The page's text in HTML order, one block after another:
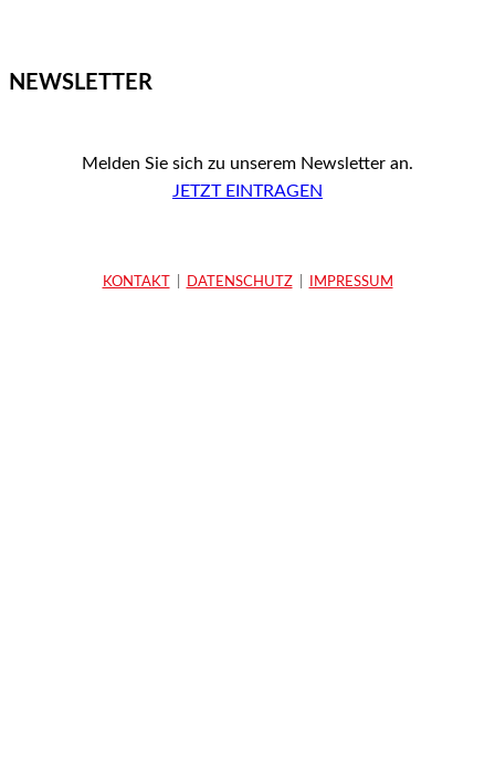
NEWSLETTER
Melden Sie sich zu unserem Newsletter an.
JETZT EINTRAGEN
KONTAKT DATENSCHUTZ| IMPRESSUM